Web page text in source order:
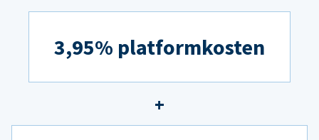
3,95% platformkosten